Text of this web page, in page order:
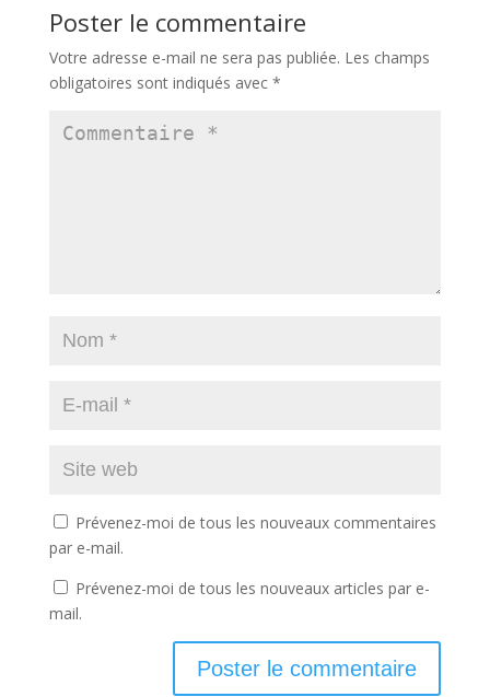
Poster le commentaire
Votre adresse e-mail ne sera pas publiée. Les champs
obligatoires sont indiqués avec *
Prévenez-moi de tous les nouveaux commentaires
par e-mail.
Prévenez-moi de tous les nouveaux articles par e-
mail.